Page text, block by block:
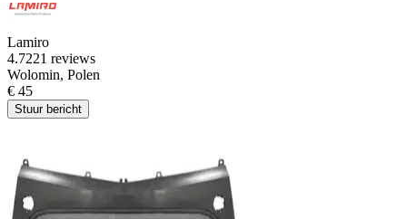
Lamiro
4.7221 reviews
Wolomin, Polen
€ 45
Stuur bericht